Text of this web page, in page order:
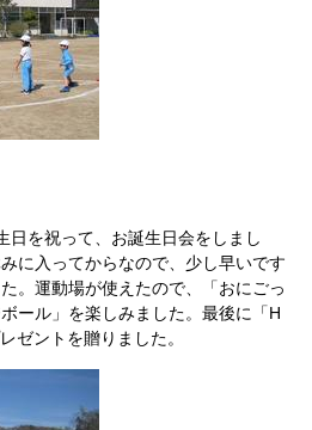
日を祝って、お誕生日会をしまし
に入ってからなので、少し早いです
。運動場が使えたので、「おにごっ
ール」を楽しみました。最後に「H
ントを贈りました。